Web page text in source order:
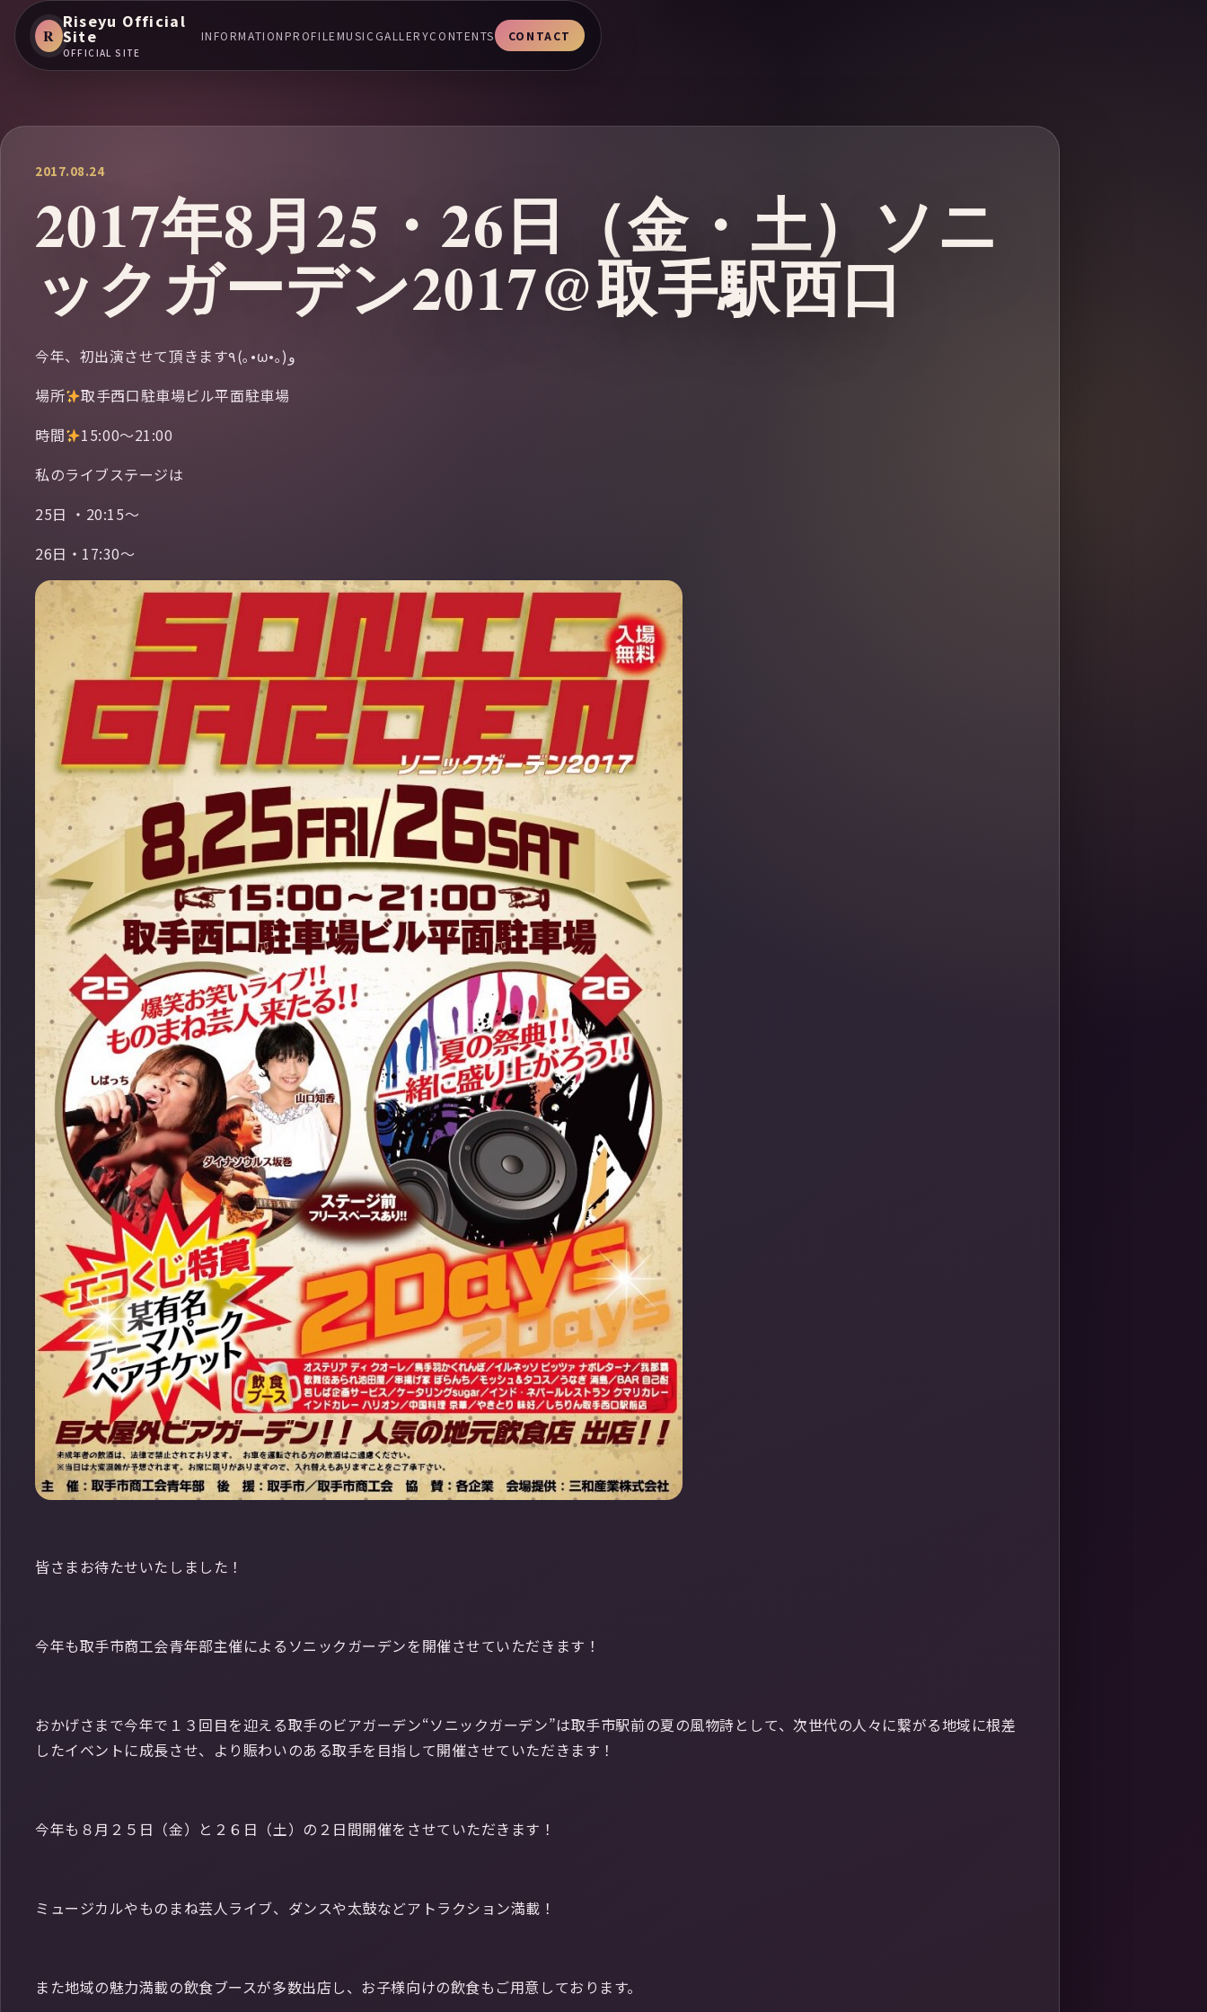
R
Riseyu Official
Site
OFFICIAL SITE
INFORMATIONPROFILEMUSIC GALLERYCONTENTS CONTACT
2017.08.24
2017年8月25・26日（金・土）ソニ
ックガーデン2017@取手駅西口
今年、初出演させて頂きます٩(｡•ω•｡) و
場所
取手西口駐車場ビル平面駐車場
時間
15:00〜21:00
私のライブステージは
25日 ・20:15〜
26日・17:30〜
皆さまお待たせいたしました！
今年も取手市商工会青年部主催によるソニックガーデンを開催させていただきます！
おかげさまで今年で１３回目を迎える取手のビアガーデン“ソニックガーデン”は取手市駅前の夏の風物詩として、次世代の人々に繋がる地域に根差
したイベントに成長させ、より賑わいのある取手を目指して開催させていただきます！
今年も８月２５日（金）と２６日（土）の２日間開催をさせていただきます！
ミュージカルやものまね芸人ライブ、ダンスや太鼓などアトラクション満載！
また地域の魅力満載の飲食ブースが多数出店し、お子様向けの飲食もご用意しております。